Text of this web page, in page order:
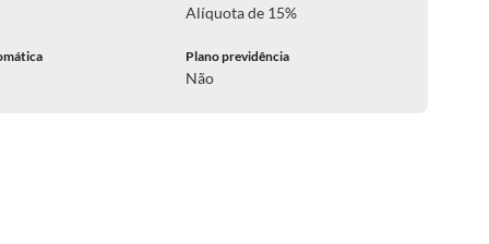
Alíquota de 15%
Plano previdência
Não